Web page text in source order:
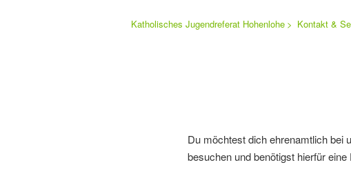
Sie
Navigation
Katholisches Jugendreferat Hohenlohe Kontakt &
Du möchtest dich ehrenamtlich bei
besuchen und benötigst hierfür